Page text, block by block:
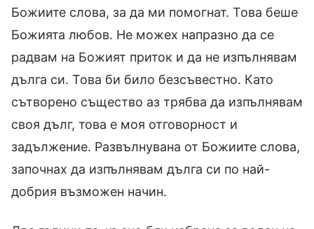
Божиите слова, за да ми помогнат. Това беше
Божията любов. Не можех напразно да се
радвам на Божият приток и да не изпълнявам
дълга си. Това би било безсъвестно. Като
сътворено същество аз трябва да изпълнявам
своя дълг, това е моя отговорност и
задължение. Развълнувана от Божиите слова,
започнах да изпълнявам дълга си по най-
добрия възможен начин.